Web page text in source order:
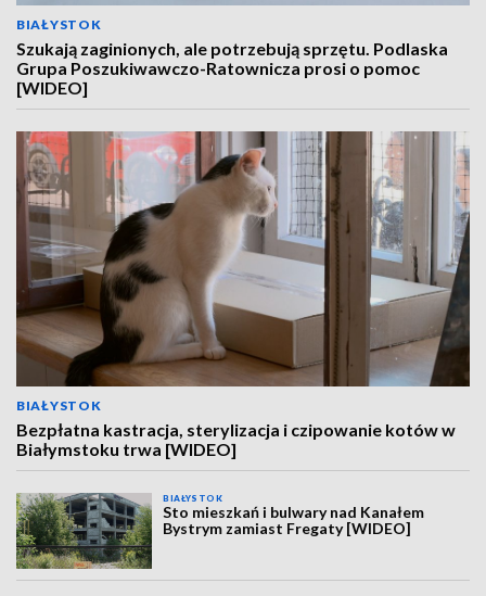
BIAŁYSTOK
Szukają zaginionych, ale potrzebują sprzętu. Podlaska
Grupa Poszukiwawczo-Ratownicza prosi o pomoc
[WIDEO]
BIAŁYSTOK
Bezpłatna kastracja, sterylizacja i czipowanie kotów w
Białymstoku trwa [WIDEO]
BIAŁYSTOK
Sto mieszkań i bulwary nad Kanałem
Bystrym zamiast Fregaty [WIDEO]